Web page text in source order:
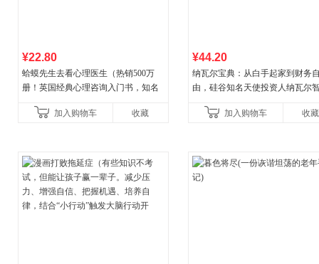
¥22.80
蛤蟆先生去看心理医生（热销500万
册！英国经典心理咨询入门书，知名
加入购物车
收藏
¥44.20
纳瓦尔宝典：从白手起家到财务
由，硅谷知名天使投资人纳瓦尔
加入购物车
收藏